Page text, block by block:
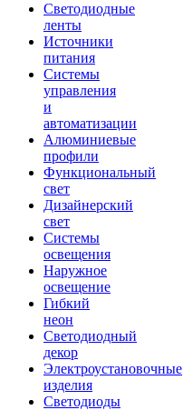
Светодиодные
ленты
Источники
питания
Системы
управления
и
автоматизации
Алюминиевые
профили
Функциональный
свет
Дизайнерский
свет
Системы
освещения
Наружное
освещение
Гибкий
неон
Светодиодный
декор
Электроустановочные
изделия
Светодиоды